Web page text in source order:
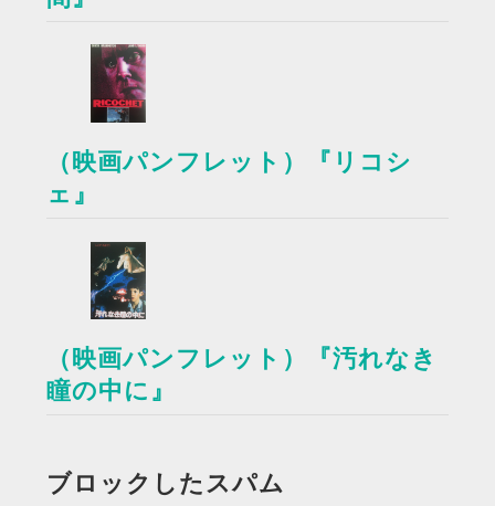
（映画パンフレット）『リコシ
ェ』
（映画パンフレット）『汚れなき
瞳の中に』
ブロックしたスパム